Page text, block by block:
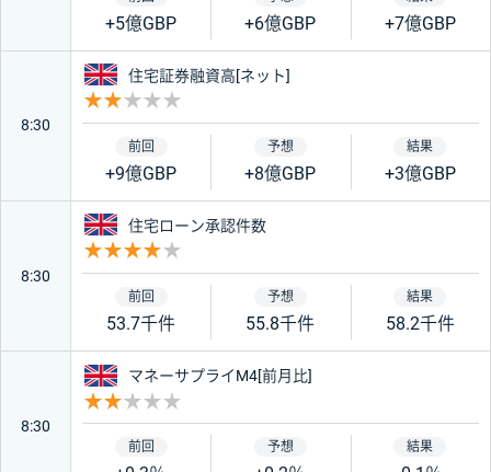
+5億GBP +6億GBP +7億GBP
8:30
イギリス
住宅証券融資高[ネット]
+9億GBP +8億GBP +3億GBP
8:30
イギリス
住宅ローン承認件数
53.7千件 55.8千件 58.2千件
8:30
イギリス
マネーサプライM4[前月比]